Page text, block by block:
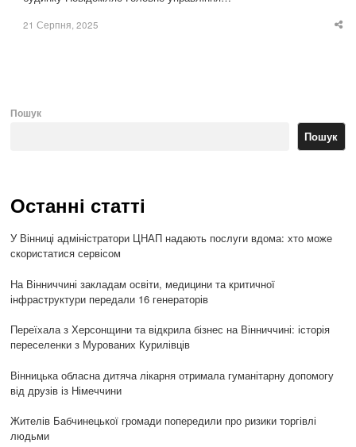
21 Серпня, 2025
Пошук
Пошук
Останні статті
У Вінниці адміністратори ЦНАП надають послуги вдома: хто може
скористатися сервісом
На Вінниччині закладам освіти, медицини та критичної
інфраструктури передали 16 генераторів
Переїхала з Херсонщини та відкрила бізнес на Вінниччині: історія
переселенки з Мурованих Курилівців
Вінницька обласна дитяча лікарня отримала гуманітарну допомогу
від друзів із Німеччини
Жителів Бабчинецької громади попередили про ризики торгівлі
людьми